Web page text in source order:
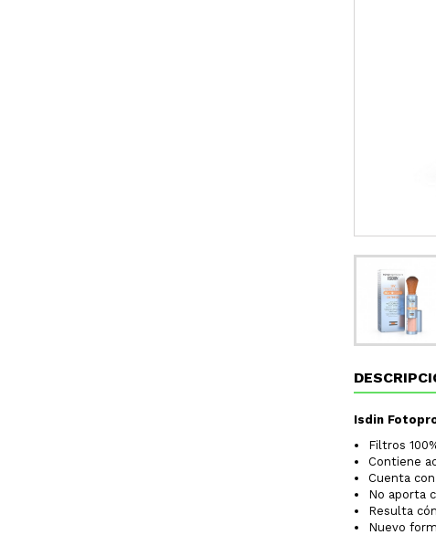
Isdin
Filtros
Contiene
Cuenta
No aporta
Resulta
Nuevo